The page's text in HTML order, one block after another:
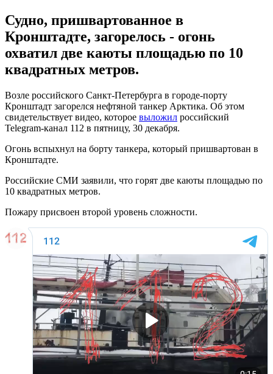
Судно, пришвартованное в
Кронштадте, загорелось - огонь
охватил две каюты площадью по 10
квадратных метров.
Возле российского Санкт-Петербурга в городе-порту
Кронштадт загорелся нефтяной танкер Арктика. Об этом
свидетельствует видео, которое выложил российский
Telegram-канал 112 в пятницу, 30 декабря.
Огонь вспыхнул на борту танкера, который пришвартован в
Кронштадте.
Российские СМИ заявили, что горят две каюты площадью по
10 квадратных метров.
Пожару присвоен второй уровень сложности.